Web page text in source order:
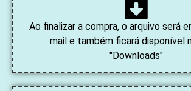
Ao finalizar a compra, o arquivo será
mail e também ficará disponível
"Downloads"